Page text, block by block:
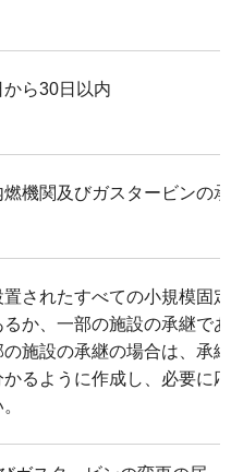
ら30日以内
機関及びガスタービンの
されたすべての小規模固
るか、一部の施設の承継で
の施設の承継の場合は、承
るように作成し、必要に